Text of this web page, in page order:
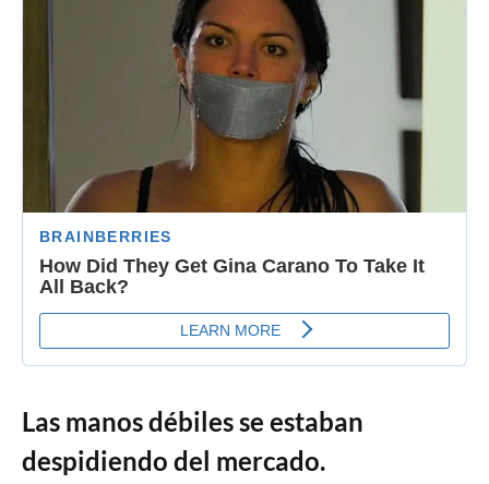
Las manos débiles se estaban
despidiendo del mercado.